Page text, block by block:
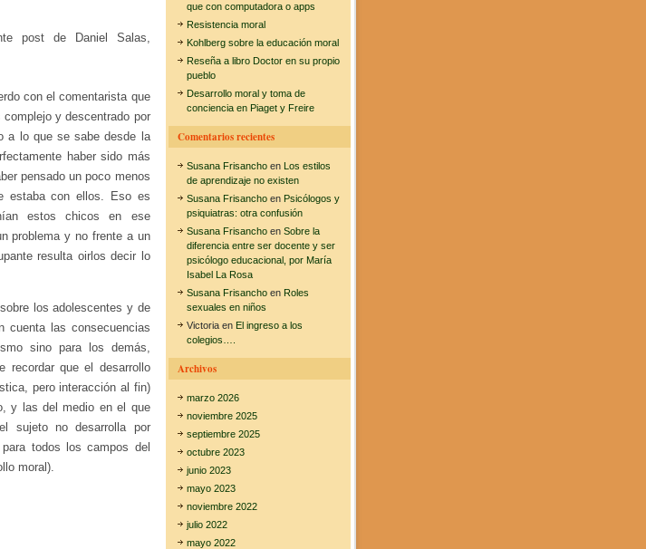
post de Daniel Salas,
con el comentarista que
y descentrado por
a lo que se sabe desde la
haber sido más
pensado un poco menos
estaba con ellos. Eso es
estos chicos en ese
problema y no frente a un
resulta oirlos decir lo
los adolescentes y de
cuenta las consecuencias
sino para los demás,
recordar que el desarrollo
pero interacción al fin)
y las del medio en el que
sujeto no desarrolla por
todos los campos del
moral).
a
que con computadora o apps
Resistencia moral
Kohlberg sobre la educación moral
Reseña a libro Doctor en su propio
pueblo
Desarrollo moral y toma de
conciencia en Piaget y Freire
Comentarios recientes
Susana Frisanchoen Los estilos
de aprendizaje no existen
Susana Frisanchoen Psicólogos y
psiquiatras: otra confusión
Susana Frisanchoen Sobre la
diferencia entre ser docente y ser
psicólogo educacional, por María
Isabel La Rosa
Susana Frisanchoen Roles
sexuales en niños
Victoriaen El ingreso a los
colegios….
Archivos
marzo 2026
noviembre 2025
septiembre 2025
octubre 2023
junio 2023
mayo 2023
noviembre 2022
julio 2022
mayo 2022